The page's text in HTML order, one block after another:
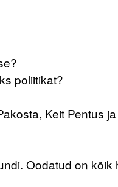
poliitikat?
Keit Pentus
Oodatud on kõik